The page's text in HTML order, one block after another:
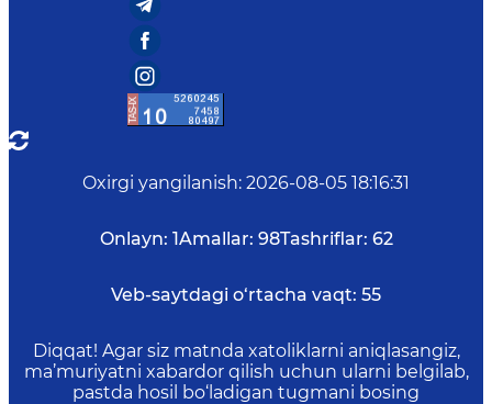
Oxirgi yangilanish: 2026-08-05 18:16:31
Onlayn: 1Amallar: 98Tashriflar: 62
Veb-saytdagi o‘rtacha vaqt: 55
Diqqat! Agar siz matnda xatoliklarni aniqlasangiz,
ma’muriyatni xabardor qilish uchun ularni belgilab,
pastda hosil bo‘ladigan tugmani bosing